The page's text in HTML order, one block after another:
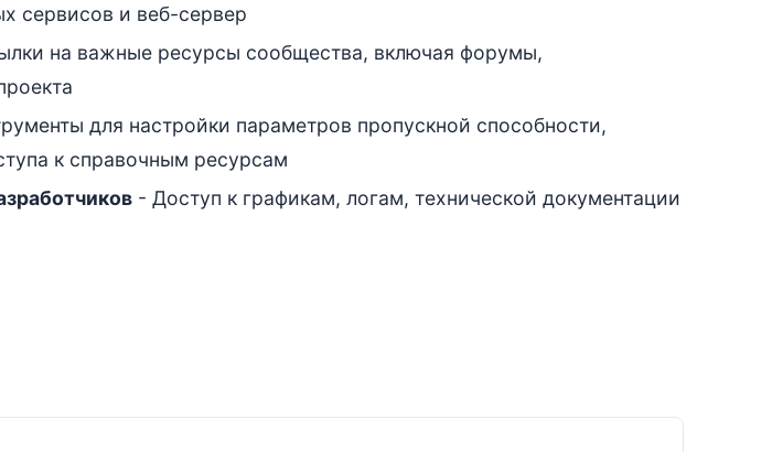
сервисов и веб-сервер
на важные ресурсы сообщества, включая форумы,
для настройки параметров пропускной способности,
к справочным ресурсам
- Доступ к графикам, логам, технической документации